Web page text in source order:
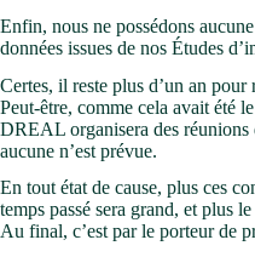
Enfin, nous ne possédons
données issues de nos Études
Certes, il reste plus d’un an
Peut-être, comme cela avait été
DREAL organisera des réunions
aucune n’est prévue.
En tout état de cause, plus ces
temps passé sera grand, et plus
Au final, c’est par le porteur de